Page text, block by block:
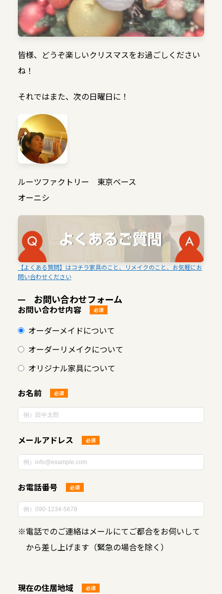
皆様、どうぞ楽しいクリスマスをお過ごしください
ね！
それではまた、次の日曜日に！
ルーツファクトリー 東京ベース
オーニシ
【よくある質問】はコチラ家具のこと、リメイクのこと、お気軽にお
問い合わせください
お問い合わせフォーム
お問い合わせ内容 必須
オーダーメイドについて
オーダーリメイクについて
オリジナル家具について
お名前 必須
メールアドレス 必須
お電話番号 必須
※電話でのご連絡はメールにてご都合をお伺いして
から差し上げます（緊急の場合を除く）
現在の住居地域 必須